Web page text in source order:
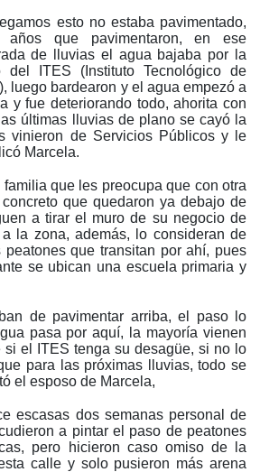
esto no estaba pavimentado,
años que pavimentaron, en ese
de lluvias el agua bajaba por la
ITES (Instituto Tecnológico de
luego bardearon y el agua empezó a
y fue deteriorando todo, ahorita con
últimas lluvias de plano se cayó la
vinieron de Servicios Públicos y le
Marcela.
que les preocupa que con otra
que quedaron ya debajo de
a tirar el muro de su negocio de
la zona, además, lo consideran de
que transitan por ahí, pues
se ubican una escuela primaria y
de pavimentar arriba, el paso lo
pasa por aquí, la mayoría vienen
si el ITES tenga su desagüe, si no lo
para las próximas lluvias, todo se
el esposo de Marcela,
escasas dos semanas personal de
a pintar el paso de peatones
pero hicieron caso omiso de la
calle y solo pusieron más arena